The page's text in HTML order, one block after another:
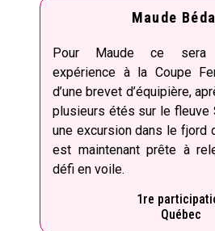
Maude
Pour Maude ce sera
expérience à la Coupe
d’une brevet d’équipière,
plusieurs étés sur le fleuve
une excursion dans le fjord
est maintenant prête à
défi en voile.
1re
Québec